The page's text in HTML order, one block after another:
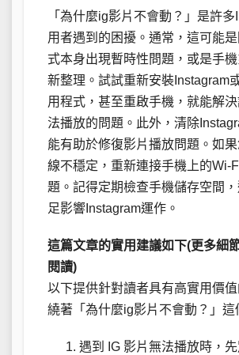
「為什麼ig影片不會動？」是許
用者遇到的困擾。通常，這可能
式本身出現暫時性問題，或是手
新整理。試試重新安裝Instagram
用程式，甚至重啟手機，就能解
法播放的問題。此外，清除
能有助於修復影片播放問題。如
線不穩定，重新連接手機上的Wi-
題。記得定期檢查手機儲存空間
足影響Instagram運作。
這篇文章的實用建議如下(更多細
閱讀)
以下提供針對讀者具有高實用價
繞著「為什麼ig影片不會動？」這
遇到 IG 影片無法播放時，